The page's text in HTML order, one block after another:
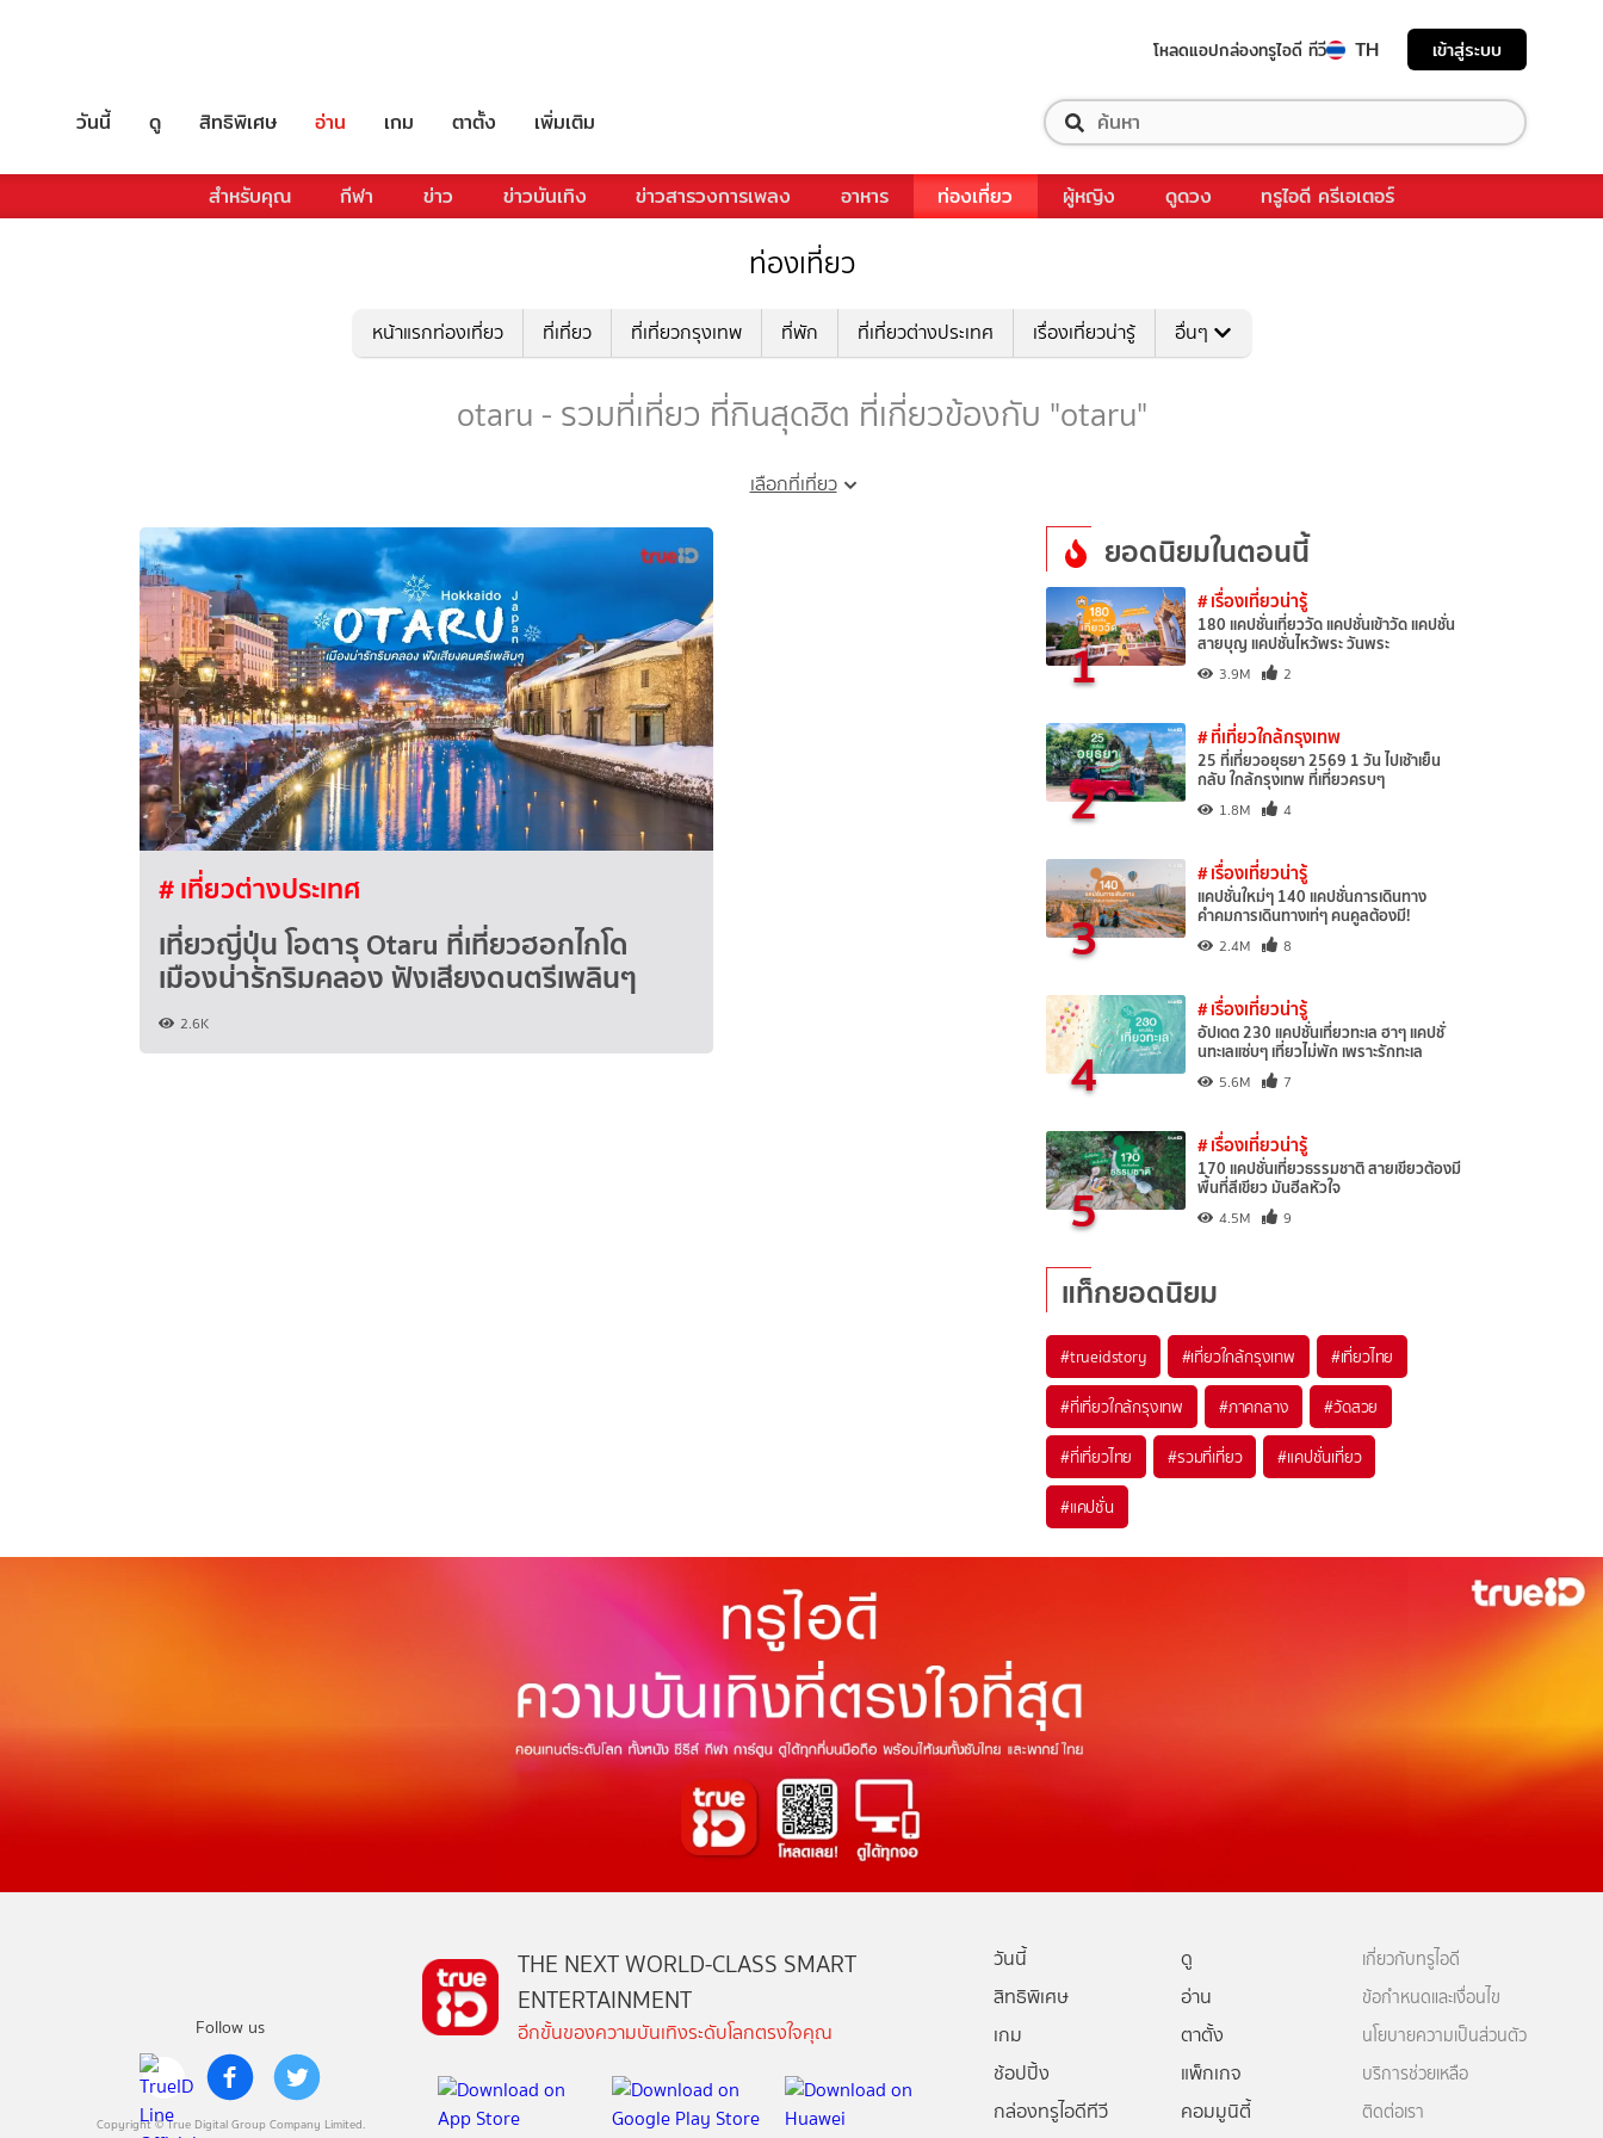
โหลดแอปกล่องทรูไอดี ทีวี TH เข้าสู่ระบบ
วันนี้ ดู สิทธิพิเศษ อ่าน เกม ตาตั้ง เพิ่มเติม
สำหรับคุณ กีฬา ข่าว ข่าวบันเทิง ข่าวสารวงการเพลง อาหาร ท่องเที่ยว ผู้หญิง ดูดวง ทรูไอดี ครีเอเตอร์
ท่องเที่ยว
หน้าแรกท่องเที่ยว ที่เที่ยว ที่เที่ยวกรุงเทพ ที่พัก ที่เที่ยวต่างประเทศ เรื่องเที่ยวน่ารู้ อื่นๆ
otaru - รวมที่เที่ยว ที่กินสุดฮิต ที่เกี่ยวข้องกับ "otaru"
เลือกที่เที่ยว
# เที่ยวต่างประเทศ
เที่ยวญี่ปุ่น โอตารุ Otaru ที่เที่ยวฮอกไกโด
เมืองน่ารักริมคลอง ฟังเสียงดนตรีเพลินๆ
2.6K
ยอดนิยมในตอนนี้
1
# เรื่องเที่ยวน่ารู้
180 แคปชั่นเที่ยววัด แคปชั่นเข้าวัด แคปชั่น
สายบุญ แคปชั่นไหว้พระ วันพระ
3.9M 2
2
# ที่เที่ยวใกล้กรุงเทพ
25 ที่เที่ยวอยุธยา 2569 1 วัน ไปเช้าเย็น
กลับ ใกล้กรุงเทพ ที่เที่ยวครบๆ
1.8M 4
3
# เรื่องเที่ยวน่ารู้
แคปชั่นใหม่ๆ 140 แคปชั่นการเดินทาง
คำคมการเดินทางเท่ๆ คนคูลต้องมี!
2.4M 8
4
# เรื่องเที่ยวน่ารู้
อัปเดต 230 แคปชั่นเที่ยวทะเล ฮาๆ แคปชั่
นทะเลแซ่บๆ เที่ยวไม่พัก เพราะรักทะเล
5.6M 7
5
# เรื่องเที่ยวน่ารู้
170 แคปชั่นเที่ยวธรรมชาติ สายเขียวต้องมี
พื้นที่สีเขียว มันฮีลหัวใจ
4.5M 9
แท็กยอดนิยม
#trueidstory #เที่ยวใกล้กรุงเทพ #เที่ยวไทย
#ที่เที่ยวใกล้กรุงเทพ #ภาคกลาง #วัดสวย
#ที่เที่ยวไทย #รวมที่เที่ยว #แคปชั่นเที่ยว
#แคปชั่น
Follow us
Copyright © True Digital Group Company Limited.
THE NEXT WORLD-CLASS SMART
ENTERTAINMENT
อีกขั้นของความบันเทิงระดับโลกตรงใจคุณ
วันนี้
ดู
สิทธิพิเศษ
อ่าน
เกม
ตาตั้ง
ช้อปปิ้ง
แพ็กเกจ
กล่องทรูไอดีทีวี
คอมมูนิตี้
เกี่ยวกับทรูไอดี
ข้อกำหนดและเงื่อนไข
นโยบายความเป็นส่วนตัว
บริการช่วยเหลือ
ติดต่อเรา